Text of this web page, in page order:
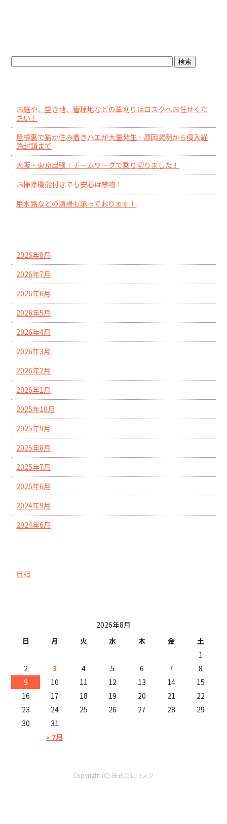
お庭や、空き地、管理地などの草刈りはロスクへお任せくだ
さい！
屋根裏で猫が住み着きハエが大量発生…原因究明から侵入経
路封鎖まで
大阪・東京出張！チームワークで乗り切りました！
お掃除機能付きでも安心は禁物！
用水路などの清掃も承っております！
2026年8月
2026年7月
2026年6月
2026年5月
2026年4月
2026年3月
2026年2月
2026年1月
2025年10月
2025年9月
2025年8月
2025年7月
2025年6月
2024年9月
2024年6月
日記
2026年8月
日
月 火 水 木 金 土
« 7月
1
2
3 4 5 6 7
8
9
10 11 12 13 14
15
16
17 18 19 20 21
22
23
24 25 26 27 28
29
30
31
Copyright (C) 株式会社ロスク